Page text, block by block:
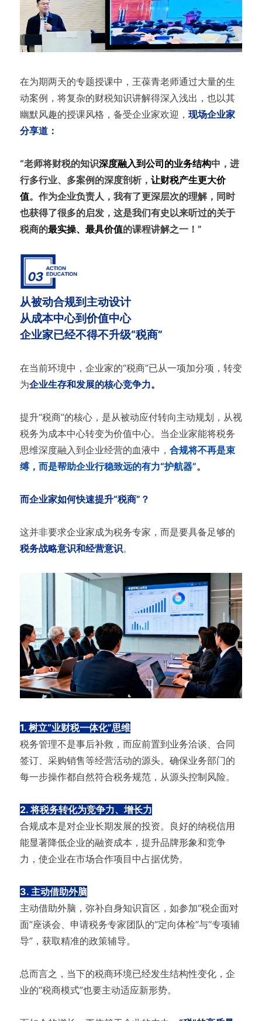
在为期两天的专题授课中，王葆青老师通过大量的生
动案例，将复杂的财税知识讲解得深入浅出，也以其
幽默风趣的授课风格，备受企业家欢迎， 现场企业家
分享道：
“老师将财税的知识深度融入到公司的业务结构中，进
行多行业、多案例的深度剖析， 让财税产生更大价
值。作为企业负责人，我有了更深层次的理解，同时
也获得了很多的启发，这是我们有史以来听过的关于
税商的最实操、最具价值的课程讲解之一！”
从被动合规到主动设计
从成本中心到价值中心
企业家已经不得不升级“税商”
在当前环境中，企业家的“税商”已从一项加分项，转变
为企业生存和发展的核心竞争力。
提升“税商”的核心，是从被动应付转向主动规划，从视
税务为成本中心转变为价值中心。当企业家能将税务
思维深度融入到企业经营的血液中， 合规将不再是束
缚，而是帮助企业行稳致远的有力“护航器”。
而企业家如何快速提升“税商”？
这并非要求企业家成为税务专家，而是要具备足够的
税务战略意识和经营意识。
1. 树立“业财税一体化”思维
税务管理不是事后补救，而应前置到业务洽谈、合同
签订、采购销售等经营活动的源头。确保业务部门的
每一步操作都自然符合税务规范，从源头控制风险。
2. 将税务转化为竞争力、增长力
合规成本是对企业长期发展的投资。良好的纳税信用
能显著降低企业的融资成本，提升品牌形象和竞争
力，使企业在市场合作项目中占据优势。
3. 主动借助外脑
主动借助外脑，弥补自身知识盲区，如参加“税企面对
面”座谈会、申请税务专家团队的“定向体检”与“专项辅
导”，获取精准的政策辅导。
总而言之，当下的税商环境已经发生结构性变化，企
业的“税商模式”也要主动适应新形势。